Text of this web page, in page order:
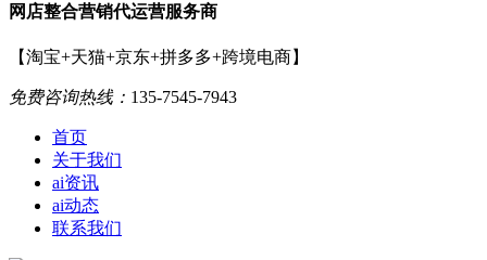
网店整合营销代运营服务商
【淘宝+天猫+京东+拼多多+跨境电商】
免费咨询热线： 135-7545-7943
首页
关于我们
ai资讯
ai动态
联系我们